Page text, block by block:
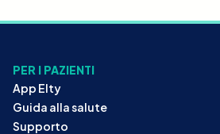
PER I PAZIENTI
App Elty
Guida alla salute
Supporto